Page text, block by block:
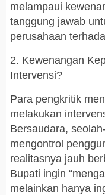
melampaui
tanggung jawab
perusahaan
2. Kewenangan
Intervensi?
Para pengkritik
melakukan
Bersaudara,
mengontrol
realitasnya jauh
Bupati ingin
melainkan hanya